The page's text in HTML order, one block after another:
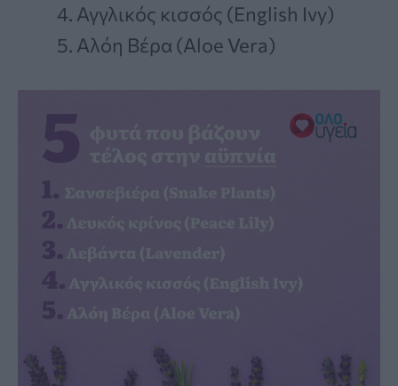
Αγγλικός κισσός (English Ivy)
Αλόη Βέρα (Aloe Vera)